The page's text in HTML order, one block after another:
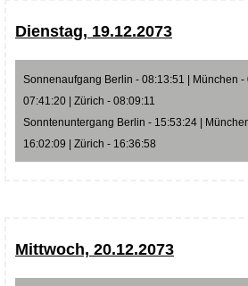
Dienstag, 19.12.2073
Sonnenaufgang Berlin - 08:13:51 | München -
07:41:20 | Zürich - 08:09:11
Sonntenuntergang Berlin - 15:53:24 |
16:02:09 | Zürich - 16:36:58
Mittwoch, 20.12.2073